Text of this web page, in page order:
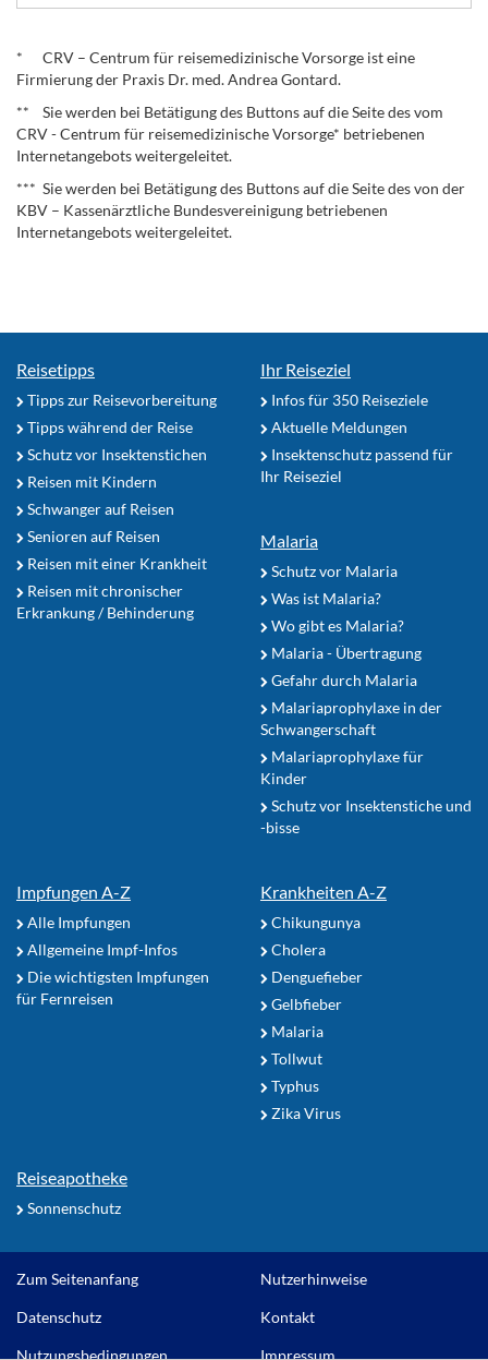
* CRV – Centrum für reisemedizinische Vorsorge ist eine
Firmierung der Praxis Dr. med. Andrea Gontard.
** Sie werden bei Betätigung des Buttons auf die Seite des vom
CRV - Centrum für reisemedizinische Vorsorge* betriebenen
Internetangebots weitergeleitet.
*** Sie werden bei Betätigung des Buttons auf die Seite des von der
KBV – Kassenärztliche Bundesvereinigung betriebenen
Internetangebots weitergeleitet.
Reisetipps
Tipps zur Reisevorbereitung
Tipps während der Reise
Schutz vor Insektenstichen
Reisen mit Kindern
Schwanger auf Reisen
Senioren auf Reisen
Reisen mit einer Krankheit
Reisen mit chronischer
Erkrankung / Behinderung
Ihr Reiseziel
Infos für 350 Reiseziele
Aktuelle Meldungen
Insektenschutz passend für
Ihr Reiseziel
Malaria
Schutz vor Malaria
Was ist Malaria?
Wo gibt es Malaria?
Malaria - Übertragung
Gefahr durch Malaria
Malariaprophylaxe in der
Schwangerschaft
Malariaprophylaxe für
Kinder
Schutz vor Insektenstiche und
-bisse
Impfungen A-Z
Alle Impfungen
Allgemeine Impf-Infos
Die wichtigsten Impfungen
für Fernreisen
Krankheiten A-Z
Chikungunya
Cholera
Denguefieber
Gelbfieber
Malaria
Tollwut
Typhus
Zika Virus
Reiseapotheke
Sonnenschutz
Zum Seitenanfang Nutzerhinweise
Datenschutz Kontakt
Nutzungsbedingungen Impressum